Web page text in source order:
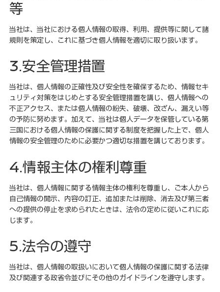
等
当社は、当社における個人情報の取得、利用、提供等に関して諸
規則を策定し、これに基づき個人情報を適切に取り扱います。
3.安全管理措置
当社は、個人情報の正確性及び安全性を確保するため、情報セキ
ュリティ対策をはじめとする安全管理措置を講じ、個人情報への
不正アクセス、または個人情報の紛失、破壊、改ざん、漏えい等
の予防に努めます。加えて、当社は個人データを保管している第
三国における個人情報の保護に関する制度を把握した上で、個人
情報の安全管理のために必要かつ適切な措置を講じております。
4.情報主体の権利尊重
当社は、個人情報に関する情報主体の権利を尊重し、ご本人から
自己情報の開示、内容の訂正、追加または削除、消去及び第三者
への提供の停止を求められたときは、法令の定めに従いこれに応
じます。
5.法令の遵守
当社は、個人情報の取扱いにおいて個人情報の保護に関する法律
及び関連する政省令並びにその他のガイドラインを遵守します。